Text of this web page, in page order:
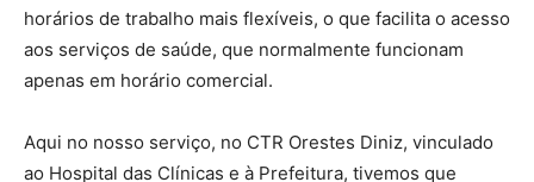
horários de trabalho mais flexíveis, o que facilita o acesso
aos serviços de saúde, que normalmente funcionam
apenas em horário comercial.
Aqui no nosso serviço, no CTR Orestes Diniz, vinculado
ao Hospital das Clínicas e à Prefeitura, tivemos que